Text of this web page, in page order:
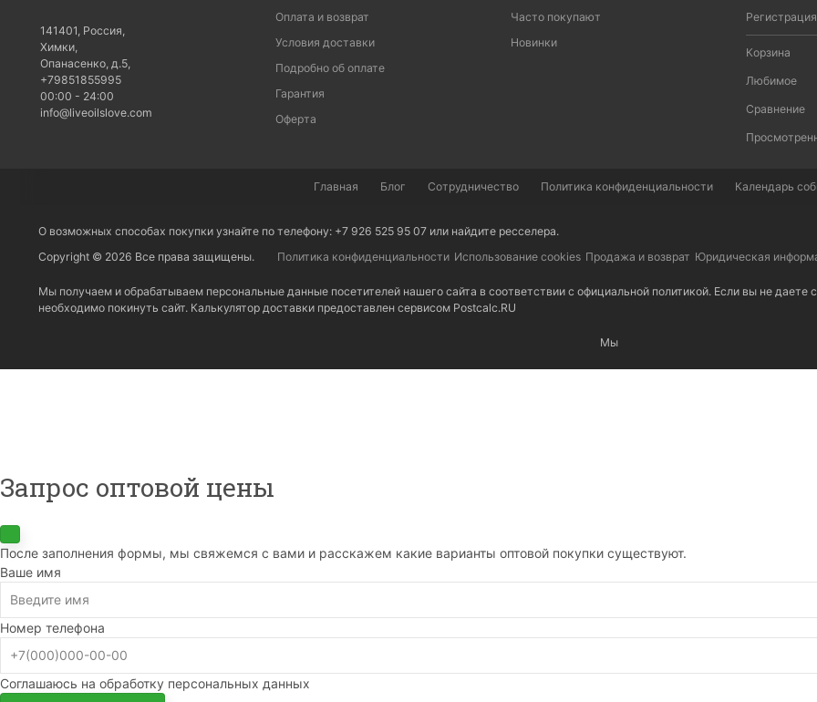
141401, Россия,
Химки,
Опанасенко, д.5,
+79851855995
00:00 - 24:00
info@liveoilslove.com
Оплата и возврат
Условия доставки
Подробно об оплате
Гарантия
Оферта
Часто покупают
Новинки
Регистрация
Корзина
Любимое
Сравнение
Главная Блог Сотрудничество Политика конфиденциальности Календарь
О возможных способах покупки узнайте по телефону: +7 926 525 95 07 или найдите ресселера.
Copyright © 2026 Все права защищены.
Политика конфиденциальности Использование cookies Продажа и возврат Юридическая
Мы получаем и обрабатываем персональные данные посетителей нашего сайта в соответствии с официальной политикой. Если вы не даете
необходимо покинуть сайт. Калькулятор доставки предоставлен сервисом Postcalc.RU
Мы
Запрос оптовой цены
После заполнения формы, мы свяжемся с вами и расскажем какие варианты оптовой покупки существуют.
Ваше имя
Номер телефона
Соглашаюсь на обработку персональных данных